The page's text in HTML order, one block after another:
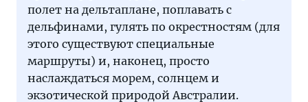
полет на дельтаплане, поплавать с
дельфинами, гулять по окрестностям (для
этого существуют специальные
маршруты) и, наконец, просто
наслаждаться морем, солнцем и
экзотической природой Австралии.